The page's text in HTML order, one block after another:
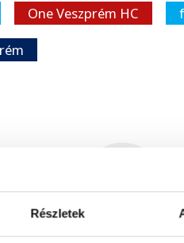
Részletek
One Veszprém HC